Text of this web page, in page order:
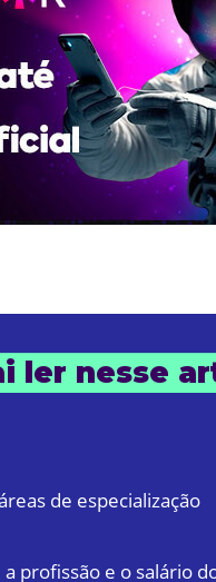
ler nesse
de especialização
profissão e o salário